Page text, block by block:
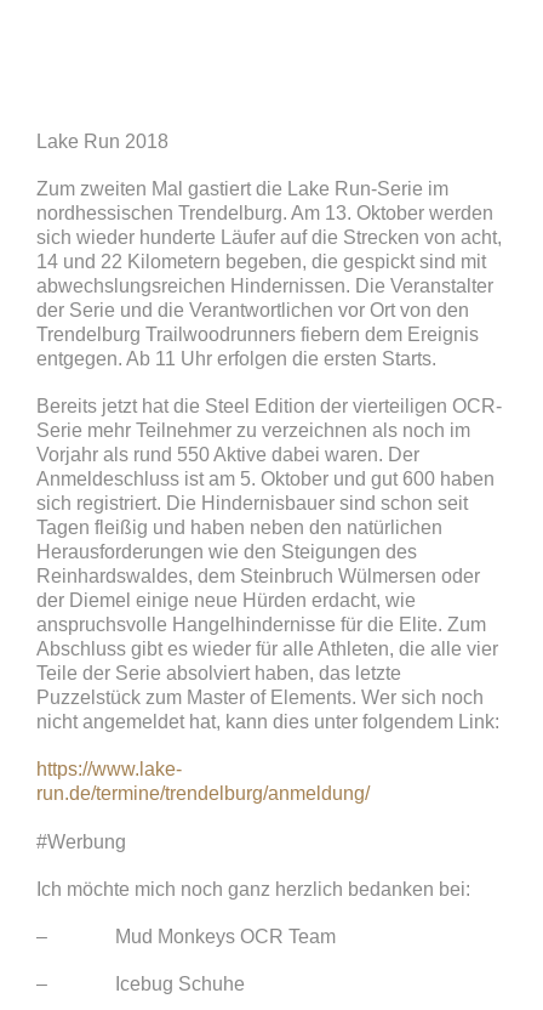
Lake Run 2018
Zum zweiten Mal gastiert die Lake Run-Serie im
nordhessischen Trendelburg. Am 13. Oktober werden
sich wieder hunderte Läufer auf die Strecken von acht,
14 und 22 Kilometern begeben, die gespickt sind mit
abwechslungsreichen Hindernissen. Die Veranstalter
der Serie und die Verantwortlichen vor Ort von den
Trendelburg Trailwoodrunners fiebern dem Ereignis
entgegen. Ab 11 Uhr erfolgen die ersten Starts.
Bereits jetzt hat die Steel Edition der vierteiligen OCR-
Serie mehr Teilnehmer zu verzeichnen als noch im
Vorjahr als rund 550 Aktive dabei waren. Der
Anmeldeschluss ist am 5. Oktober und gut 600 haben
sich registriert. Die Hindernisbauer sind schon seit
Tagen fleißig und haben neben den natürlichen
Herausforderungen wie den Steigungen des
Reinhardswaldes, dem Steinbruch Wülmersen oder
der Diemel einige neue Hürden erdacht, wie
anspruchsvolle Hangelhindernisse für die Elite. Zum
Abschluss gibt es wieder für alle Athleten, die alle vier
Teile der Serie absolviert haben, das letzte
Puzzelstück zum Master of Elements. Wer sich noch
nicht angemeldet hat, kann dies unter folgendem Link:
https://www.lake-
run.de/termine/trendelburg/anmeldung/
#Werbung
Ich möchte mich noch ganz herzlich bedanken bei:
– Mud Monkeys OCR Team
– Icebug Schuhe